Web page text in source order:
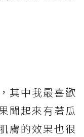
其中我最喜歡
聞起來有著瓜
膚的效果也很